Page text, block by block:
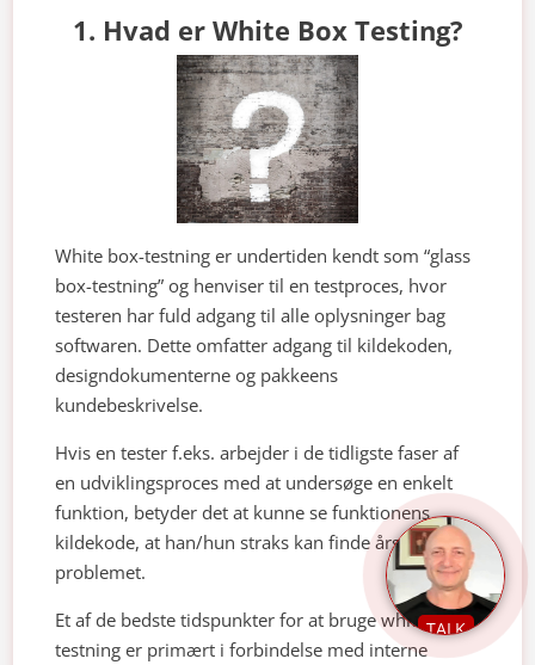
1. Hvad er White Box Testing?
White box-testning er undertiden kendt som “glass
box-testning” og henviser til en testproces, hvor
testeren har fuld adgang til alle oplysninger bag
softwaren. Dette omfatter adgang til kildekoden,
designdokumenterne og pakkeens
kundebeskrivelse.
Hvis en tester f.eks. arbejder i de tidligste faser af
en udviklingsproces med at undersøge en enkelt
funktion, betyder det at kunne se funktionens
kildekode, at han/hun straks kan finde årsagen til
problemet.
Et af de bedste tidspunkter for at bruge white box-
testning er primært i forbindelse med interne
TALK